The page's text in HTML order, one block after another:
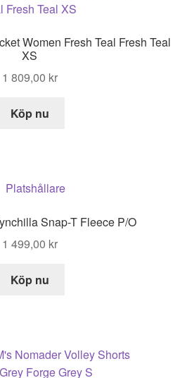
Women Fresh Teal Fresh Teal
XS
1 809,00 kr
Köp nu
Snap-T Fleece P/O
1 499,00 kr
Köp nu